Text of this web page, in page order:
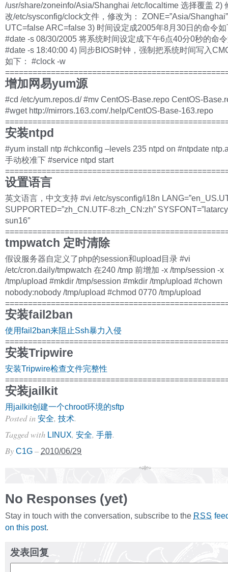
/usr/share/zoneinfo/Asia/Shanghai /etc/localtime 选择覆盖 2)
改/etc/sysconfig/clock文件，修改为： ZONE=”Asia/Shanghai”
UTC=false ARC=false 3) 时间设定成2005年8月30日的命令
#date -s 08/30/2005 将系统时间设定成下午6点40分0秒的命
#date -s 18:40:00 4) 同步BIOS时钟，强制把系统时间写入
如下： #clock -w
增加网易yum源
#cd /etc/yum.repos.d/ #mv CentOS-Base.repo CentOS-
#wget http://mirrors.163.com/.help/CentOS-Base-163.repo
安装ntpd
#yum install ntp #chkconfig –levels 235 ntpd on #ntpdate
手动校准下 #service ntpd start
设置语言
英文语言，中文支持 #vi /etc/sysconfig/i18n
SUPPORTED=”zh_CN.UTF-8:zh_CN:zh”
sun16″
tmpwatch 定时清除
假设服务器自定义了php的session和upload目录 #vi
/etc/cron.daily/tmpwatch 在240 /tmp 前增加 -x /tmp/session -x
/tmp/upload #mkdir /tmp/session #mkdir /tmp/upload #chown
nobody:nobody /tmp/upload #chmod 0770 /tmp/upload
安装fail2ban
使用fail2ban来阻止Ssh暴力入侵
安装Tripwire
安装Tripwire检查文件完整性
安装jailkit
用jailkit创建一个chroot环境的sftp
Posted in 安全, 技术.
Tagged with LINUX, 安全, 手册.
By C1G – 2010/06/29
No Responses (yet)
Stay in touch with the conversation, subscribe to the RSS
on this post.
发表回复